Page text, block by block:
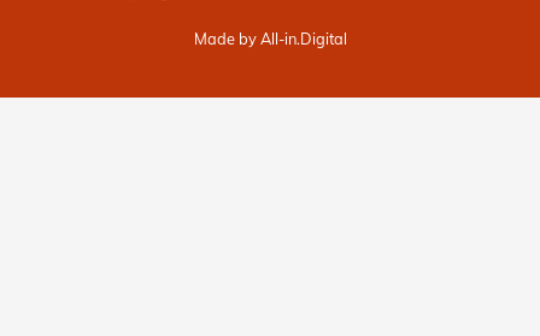
Made by All-in.Digital